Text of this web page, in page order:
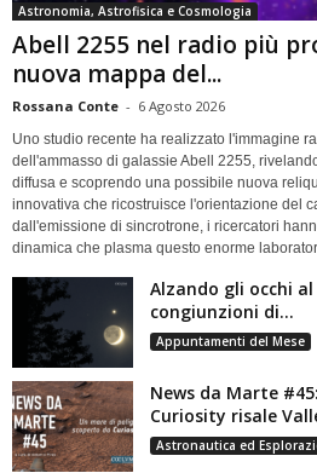
Astronomia, Astrofisica e Cosmologia
Abell 2255 nel radio più
nuova mappa del...
Rossana Conte - 6 Agosto 2026
Uno studio recente ha realizzato l'immagine
dell'ammasso di galassie Abell 2255,
diffusa e scoprendo una possibile nuova
innovativa che ricostruisce l'orientazione del
dall'emissione di sincrotrone, i ricercatori
dinamica che plasma questo enorme
Alzando gli occhi al
congiunzioni di...
Appuntamenti del Mese
News da Marte
Curiosity risale
Astronautica ed